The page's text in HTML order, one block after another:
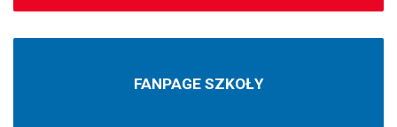
FANPAGE SZKOŁY